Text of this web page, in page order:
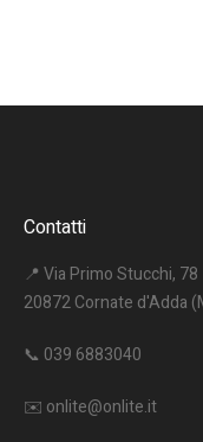
Contatti
📍 Via Primo Stucchi, 78
20872 Cornate d'Adda
📞 039 6883040
✉️ onlite@onlite.it